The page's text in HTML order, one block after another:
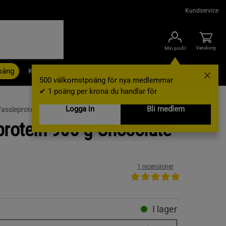
Kundservice
Min profil
500 välkomstpoäng för nya medlemmar
✔ 1 poäng per krona du handlar för
Logga in
Bli medlem
Varukorg
Kampanjer
900 g Chocolate
1 recensioner
I lager